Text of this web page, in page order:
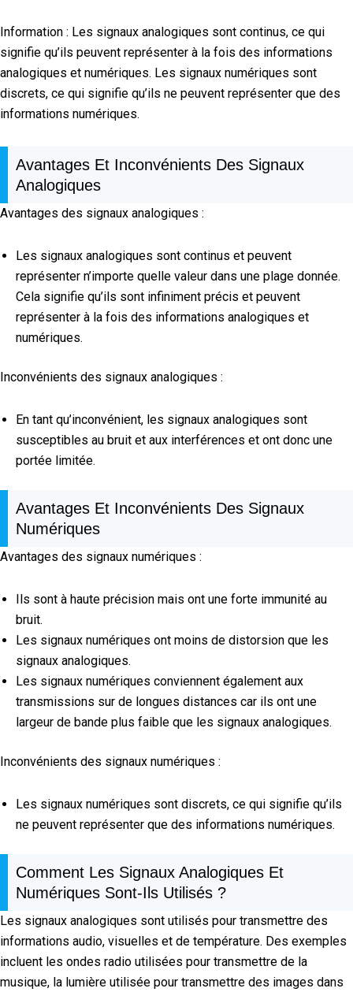
Information : Les signaux analogiques sont continus, ce qui
signifie qu’ils peuvent représenter à la fois des informations
analogiques et numériques. Les signaux numériques sont
discrets, ce qui signifie qu’ils ne peuvent représenter que des
informations numériques.
Avantages Et Inconvénients Des Signaux
Analogiques
Avantages des signaux analogiques :
Les signaux analogiques sont continus et peuvent
représenter n’importe quelle valeur dans une plage donnée.
Cela signifie qu’ils sont infiniment précis et peuvent
représenter à la fois des informations analogiques et
numériques.
Inconvénients des signaux analogiques :
En tant qu’inconvénient, les signaux analogiques sont
susceptibles au bruit et aux interférences et ont donc une
portée limitée.
Avantages Et Inconvénients Des Signaux
Numériques
Avantages des signaux numériques :
Ils sont à haute précision mais ont une forte immunité au
bruit.
Les signaux numériques ont moins de distorsion que les
signaux analogiques.
Les signaux numériques conviennent également aux
transmissions sur de longues distances car ils ont une
largeur de bande plus faible que les signaux analogiques.
Inconvénients des signaux numériques :
Les signaux numériques sont discrets, ce qui signifie qu’ils
ne peuvent représenter que des informations numériques.
Comment Les Signaux Analogiques Et
Numériques Sont-Ils Utilisés ?
Les signaux analogiques sont utilisés pour transmettre des
informations audio, visuelles et de température. Des exemples
incluent les ondes radio utilisées pour transmettre de la
musique, la lumière utilisée pour transmettre des images dans